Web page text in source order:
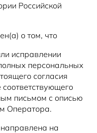
Российской
о том, что
исправлении
персональных
согласия
письмом с описью
Оператора.
на